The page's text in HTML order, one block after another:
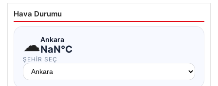
Hava Durumu
☁Ankara
NaN°C
ŞEHIR SEÇ